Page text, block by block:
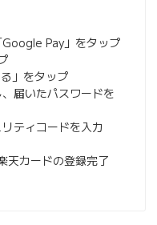
Google Pay」をタップ
」をタップ
届いたパスワードを
ティコードを入力
天カードの登録完了